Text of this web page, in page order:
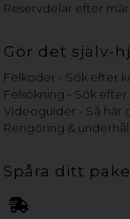
Reservdelar efter
Gör det själv-
Felkoder - Sök efter
Felsökning - Sök efter
Videoguider - Så här
Rengöring & underhåll
Spåra ditt